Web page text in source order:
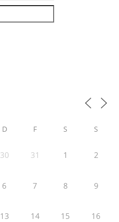
D F S S
30 31 1 2
6 7 8 9
13 14 15 16